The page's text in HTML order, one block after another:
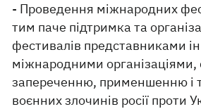
- Проведення міжнародних
тим паче підтримка та
фестивалів представниками
міжнародними організаціями,
запереченню, применшенню і
воєнних злочинів росії проти